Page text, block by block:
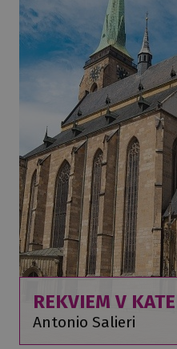
REKVIEM V
Antonio Salieri